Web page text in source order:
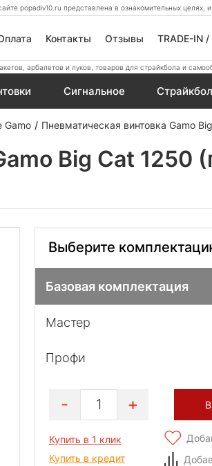
popadiv10.ru представлена в ознакомительных
Контакты Отзывы TRADE-IN
арбалетов и луков, товаров для страйкбола и
Сигнальное Страйкбол
Gamo Пневматическая винтовка Gamo
Big Cat 1250
Выберите
Базовая комплектация
Мастер
Профи
1
Купить в 1 клик
Купить в кредит